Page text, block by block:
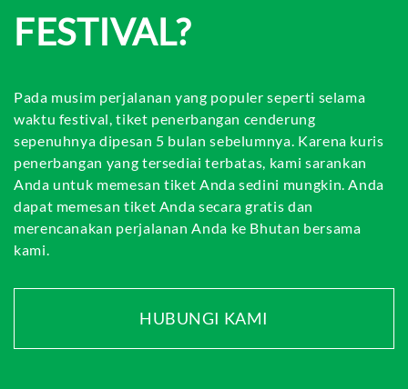
FESTIVAL?
Pada musim perjalanan yang populer seperti selama
waktu festival, tiket penerbangan cenderung
sepenuhnya dipesan 5 bulan sebelumnya. Karena kuris
penerbangan yang tersediai terbatas, kami sarankan
Anda untuk memesan tiket Anda sedini mungkin. Anda
dapat memesan tiket Anda secara gratis dan
merencanakan perjalanan Anda ke Bhutan bersama
kami.
HUBUNGI KAMI